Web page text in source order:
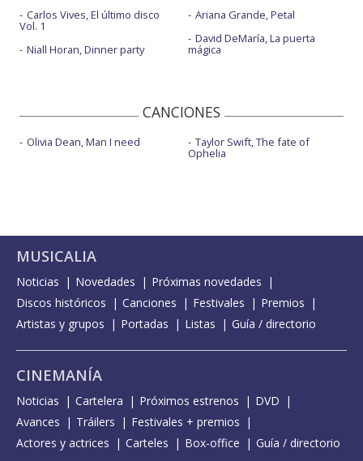
Carlos Vives, El último disco
Vol. 1
Niall Horan, Dinner party
Ariana Grande, Petal
David DeMaría, La puerta
mágica
CANCIONES
Olivia Dean, Man I need Taylor Swift, The fate of
Ophelia
MUSICALIA
Noticias Novedades
Próximas novedades
Discos históricos
Canciones Festivales
Premios
Artistas y grupos
Portadas Listas Guía / directorio
CINEMANÍA
Noticias Cartelera Próximos estrenos
DVD
Avances
Tráilers
Festivales + premios
Actores y actrices
Carteles Box-office Guía / directorio